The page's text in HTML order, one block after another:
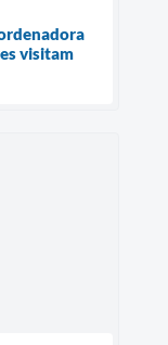
visitam